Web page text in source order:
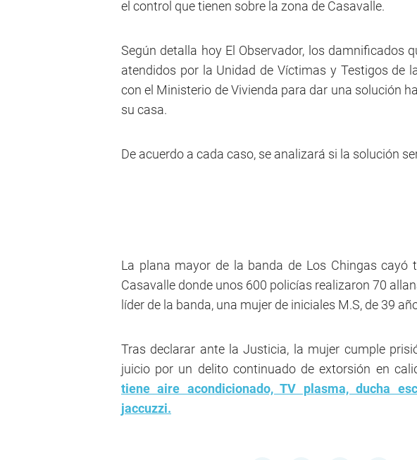
el control que tienen sobre la zona de Casavalle.
Según detalla hoy El Observador, los damnificados
atendidos por la Unidad de Víctimas y Testigos de
con el Ministerio de Vivienda para dar una solución
su casa.
De acuerdo a cada caso, se analizará si la solución
La plana mayor de la banda de Los Chingas cayó
Casavalle donde unos 600 policías realizaron 70
líder de la banda, una mujer de iniciales M.S, de 39
Tras declarar ante la Justicia, la mujer cumple
juicio por un delito continuado de extorsión en
tiene aire acondicionado, TV plasma, ducha
jaccuzzi.